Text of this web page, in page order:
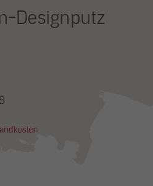
Designputz